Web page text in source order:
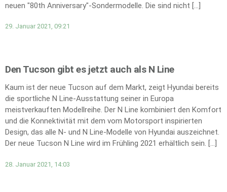
neuen "80th Anniversary"-Sondermodelle. Die sind nicht […]
29. Januar 2021, 09:21
Den Tucson gibt es jetzt auch als N Line
Kaum ist der neue Tucson auf dem Markt, zeigt Hyundai bereits
die sportliche N Line-Ausstattung seiner in Europa
meistverkauften Modellreihe. Der N Line kombiniert den Komfort
und die Konnektivität mit dem vom Motorsport inspirierten
Design, das alle N- und N Line-Modelle von Hyundai auszeichnet.
Der neue Tucson N Line wird im Frühling 2021 erhältlich sein. […]
28. Januar 2021, 14:03